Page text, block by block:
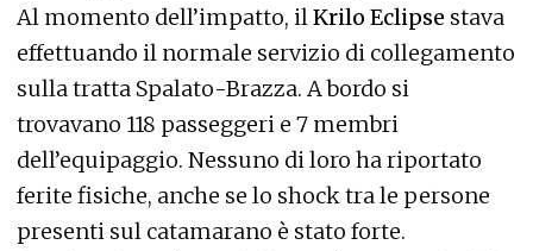
Al momento dell’impatto, ilKrilo Eclipse stava
effettuando il normale servizio di collegamento
sulla tratta Spalato-Brazza. A bordo si
trovavano 118 passeggeri e 7 membri
dell’equipaggio. Nessuno di loro ha riportato
ferite fisiche, anche se lo shock tra le persone
presenti sul catamarano è stato forte.